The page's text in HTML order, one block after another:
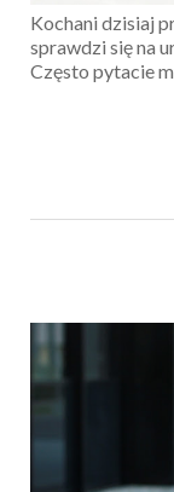
Kochani dzisiaj
sprawdzi się na
Często pytacie